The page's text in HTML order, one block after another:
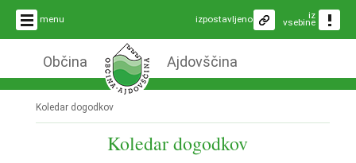
menu iz
vsebine
izpostavljeno
Občina Ajdovščina
Koledar dogodkov
Koledar dogodkov